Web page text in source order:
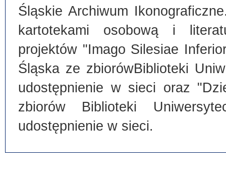
Śląskie Archiwum
kartotekami osobową i
projektów "Imago Silesiae
Śląska ze zbiorówBiblioteki
udostępnienie w sieci oraz
zbiorów Biblioteki
udostępnienie w sieci.